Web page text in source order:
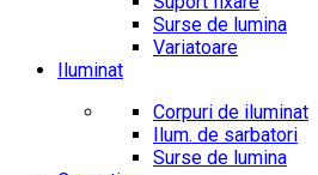
Surse de lumina
Variatoare
Iluminat
Corpuri de iluminat
Ilum. de sarbatori
Surse de lumina